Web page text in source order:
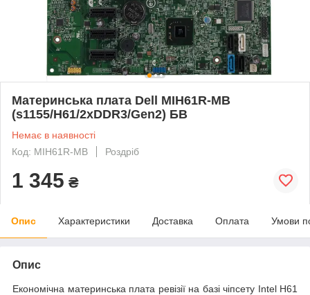
Материнська плата Dell MIH61R-MB
(s1155/H61/2xDDR3/Gen2) БВ
Немає в наявності
Код: MIH61R-MB
Роздріб
1 345 ₴
Опис Характеристики Доставка Оплата Умови
Опис
Економічна материнська плата ревізії на базі чіпсету Intel H61